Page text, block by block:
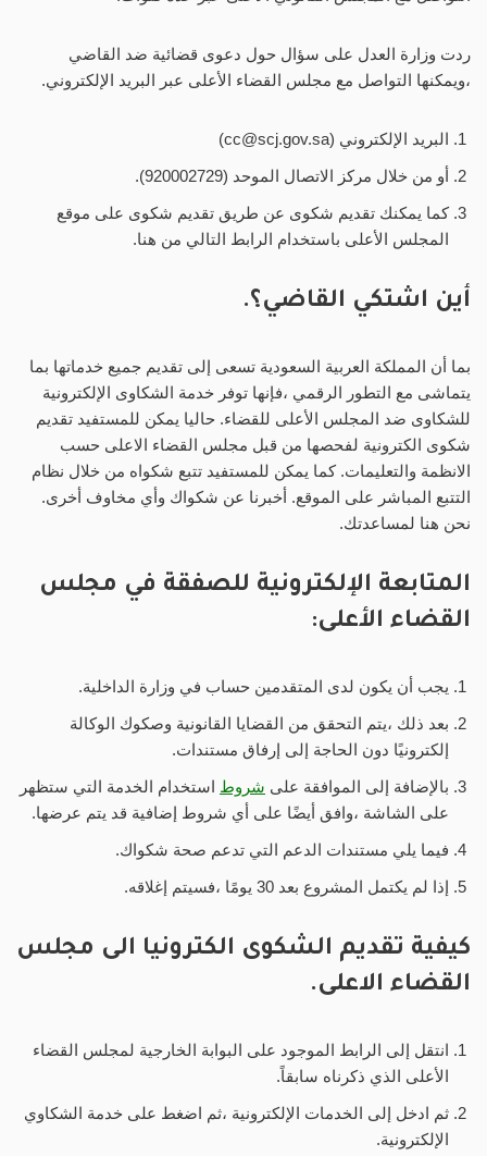
ردت وزارة العدل على سؤال حول دعوى قضائية ضد القاضي
،ويمكنها التواصل مع مجلس القضاء الأعلى عبر البريد الإلكتروني.
البريد الإلكتروني (cc@scj.gov.sa
)
أو من خلال مركز الاتصال الموحد (920002729).
كما يمكنك تقديم شكوى عن طريق تقديم شكوى على موقع
المجلس الأعلى باستخدام الرابط التالي من هنا.
أين اشتكي القاضي؟.
بما أن المملكة العربية السعودية تسعى إلى تقديم جميع خدماتها بما
يتماشى مع التطور الرقمي ،فإنها توفر خدمة الشكاوى الإلكترونية
للشكاوى ضد المجلس الأعلى للقضاء. حاليا يمكن للمستفيد تقديم
شكوى الكترونية لفحصها من قبل مجلس القضاء الاعلى حسب
الانظمة والتعليمات. كما يمكن للمستفيد تتبع شكواه من خلال نظام
التتبع المباشر على الموقع. أخبرنا عن شكواك وأي مخاوف أخرى.
نحن هنا لمساعدتك.
المتابعة الإلكترونية للصفقة في مجلس
القضاء الأعلى:
يجب أن يكون لدى المتقدمين حساب في وزارة الداخلية.
بعد ذلك ،يتم التحقق من القضايا القانونية وصكوك الوكالة
إلكترونيًا دون الحاجة إلى إرفاق مستندات.
بالإضافة إلى الموافقة على شروط استخدام الخدمة التي ستظهر
على الشاشة ،وافق أيضًا على أي شروط إضافية قد يتم عرضها.
فيما يلي مستندات الدعم التي تدعم صحة شكواك.
إذا لم يكتمل المشروع بعد 30 يومًا ،فسيتم إغلاقه.
كيفية تقديم الشكوى الكترونيا الى مجلس
القضاء الاعلى.
انتقل إلى الرابط الموجود على البوابة الخارجية لمجلس القضاء
الأعلى الذي ذكرناه سابقاً.
ثم ادخل إلى الخدمات الإلكترونية ،ثم اضغط على خدمة الشكاوي
الإلكترونية.